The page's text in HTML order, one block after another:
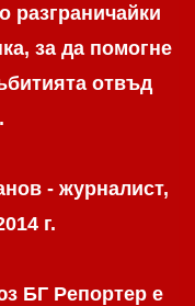
разграничaйки
за да помогне
отвъд
- журналист,
г.
БГ Репортере